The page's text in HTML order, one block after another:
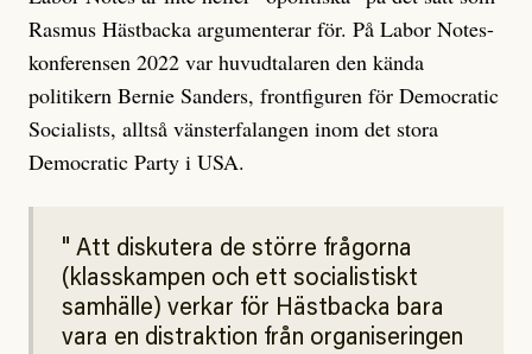
Rasmus Hästbacka argumenterar för. På Labor Notes-
konferensen 2022 var huvudtalaren den kända
politikern Bernie Sanders, frontfiguren för Democratic
Socialists, alltså vänsterfalangen inom det stora
Democratic Party i USA.
Att diskutera de större frågorna
(klasskampen och ett socialistiskt
samhälle) verkar för Hästbacka bara
vara en distraktion från organiseringen